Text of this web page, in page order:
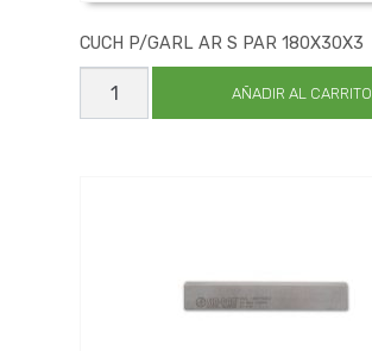
CUCH P/GARL AR S PAR 180X30X3
CUCH
P/GARL
AR
AÑADIR AL CARRITO